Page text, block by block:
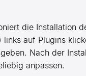
die Installation
auf Plugins
Nach der
anpassen.